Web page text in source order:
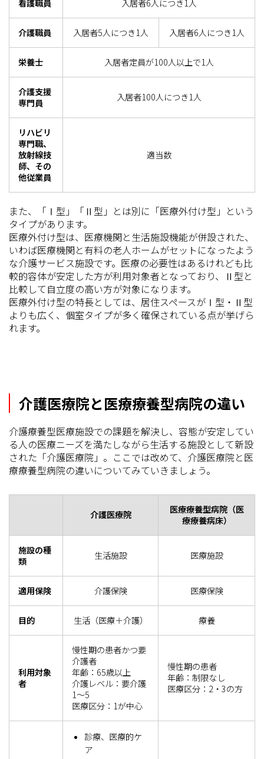
看護職員 入居者6人につき1人
介護職員 入居者5人につき1人 入居者6人につき1人
栄養士 入居者定員が100人以上で1人
介護支援
専門員
入居者100人につき1人
リハビリ
専門職、
放射線技
師、その
他従業員
適当数
また、「Ⅰ型」「Ⅱ型」とは別に「医療外付け型」という
タイプがあります。
医療外付け型は、医療機関と生活施設機能が併設された、
いわば医療機関と有料の老人ホームがセットになったよう
な介護サービス施設です。医療の必要性はあるけれども比
較的容体が安定した方が利用対象者となっており、Ⅱ型と
比較して自立度の高い方が対象になります。
医療外付け型の特長としては、居住スペースがⅠ型・Ⅱ型
よりも広く、個室タイプが多く確保されている点が挙げら
れます。
介護医療院と医療療養型病院の違い
介護療養型医療施設での課題を解決し、容態が安定してい
る人の医療ニーズを満たしながら生活する施設として新設
された「介護医療院」。ここでは改めて、介護医療院と医
療療養型病院の違いについてみていきましょう。
介護医療院
医療療養型病院（医
療療養病床）
施設の種
類
生活施設 医療施設
適用保険 介護保険 医療保険
目的 生活（医療＋介護） 療養
利用対象
者
慢性期の患者かつ要
介護者
年齢：65歳以上
介護レベル：要介護
1～5
医療区分：1が中心
慢性期の患者
年齢：制限なし
医療区分：2・3の方
診療、医療的ケ
ア